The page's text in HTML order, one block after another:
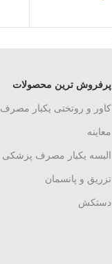
پرفروش ترین محصولات
کاور و روتختی یکبار مصرف
معاینه
البسه یکبار مصرف پزشکی
تزریق و پانسمان
دستکش